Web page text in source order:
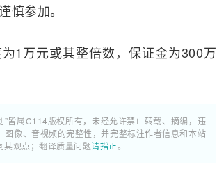
慎参加。
1万元或其整倍数，保证金为300万
皆属C114版权所有，未经允许禁止转载、摘编，违
像、音视频的完整性，并完整标注作者信息和本站
其观点；翻译质量问题请指正。